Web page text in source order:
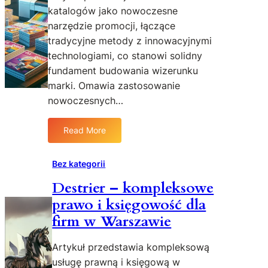
i
c
y
m
d
e
n
o
l
o
g
i
z
y
m
a
k
o
n
d
y
c
j
ę
k
o
i
a
p
o
d
k
o
t
r
o
l
ą
k
e
d
y
d
w
katalogów jako nowoczesne
narzędzie promocji, łączące
tradycyjne metody z innowacyjnymi
technologiami, co stanowi solidny
fundament budowania wizerunku
marki. Omawia zastosowanie
nowoczesnych…
Read More
r
k
o
w
a
n
Bez kategorii
Destrier – kompleksowe
prawo i księgowość dla
firm w Warszawie
Artykuł przedstawia kompleksową
usługę prawną i księgową w